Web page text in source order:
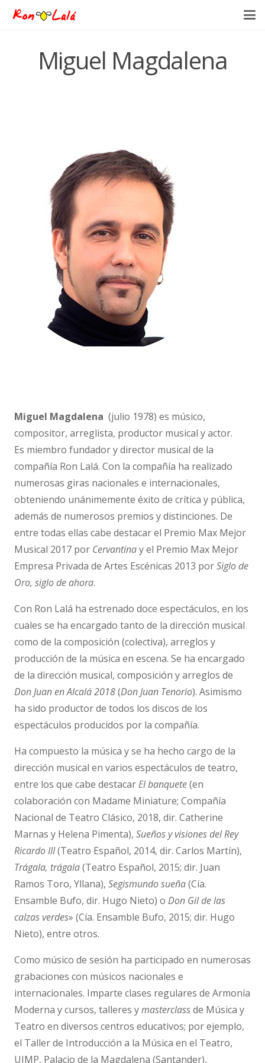
Miguel Magdalena
Miguel Magdalena (julio 1978) es músico,
compositor, arreglista, productor musical y actor.
Es miembro fundador y director musical de la
compañía Ron Lalá. Con la compañía ha realizado
numerosas giras nacionales e internacionales,
obteniendo unánimemente éxito de crítica y pública,
además de numerosos premios y distinciones. De
entre todas ellas cabe destacar el Premio Max Mejor
Musical 2017 por Cervantinay el Premio Max Mejor
Empresa Privada de Artes Escénicas 2013 porSiglo de
Oro, siglo de ahora.
Con Ron Lalá ha estrenado doce espectáculos, en los
cuales se ha encargado tanto de la dirección musical
como de la composición (colectiva), arreglos y
producción de la música en escena. Se ha encargado
de la dirección musical, composición y arreglos de
Don Juan en Alcalá 2018(Don Juan Tenorio). Asimismo
ha sido productor de todos los discos de los
espectáculos producidos por la compañía.
Ha compuesto la música y se ha hecho cargo de la
dirección musical en varios espectáculos de teatro,
entre los que cabe destacarEl banquete(en
colaboración con Madame Miniature; Compañía
Nacional de Teatro Clásico, 2018, dir. Catherine
Marnas y Helena Pimenta), Sueños y visiones del Rey
Ricardo III(Teatro Español, 2014, dir. Carlos Martín),
Trágala, trágala(Teatro Español, 2015; dir. Juan
Ramos Toro, Yllana), Segismundo sueña(Cía.
Ensamble Bufo, dir. Hugo Nieto) o Don Gil de las
calzas verdes» (Cía. Ensamble Bufo, 2015; dir. Hugo
Nieto), entre otros.
Como músico de sesión ha participado en numerosas
grabaciones con músicos nacionales e
internacionales. Imparte clases regulares de Armonía
Moderna y cursos, talleres ymasterclassde Música y
Teatro en diversos centros educativos; por ejemplo,
el Taller de Introducción a la Música en el Teatro,
UIMP, Palacio de la Magdalena (Santander),